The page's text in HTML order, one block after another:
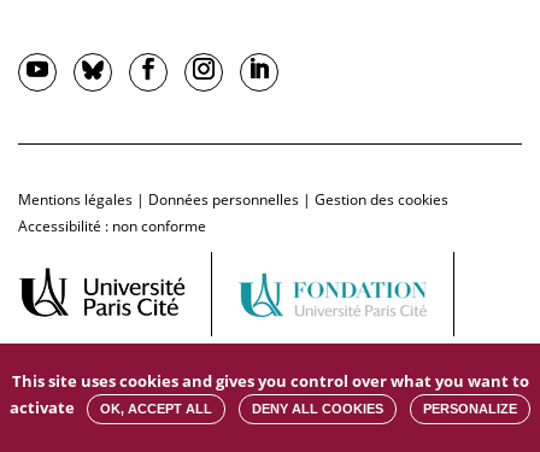
Mentions légales | Données personnelles | Gestion des cookies
Accessibilité : non conforme
This site uses cookies and gives you control over what you want to
activate
OK, ACCEPT ALL DENY ALL COOKIES PERSONALIZE